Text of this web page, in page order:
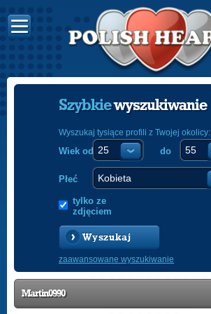
Szybkiewyszukiwanie
Wyszukaj tysiące profili z Twojej okolicy:
Wiek od do
Płeć
tylko ze
zdjęciem
Wyszukaj
zaawansowane wyszukiwanie
Martin0990